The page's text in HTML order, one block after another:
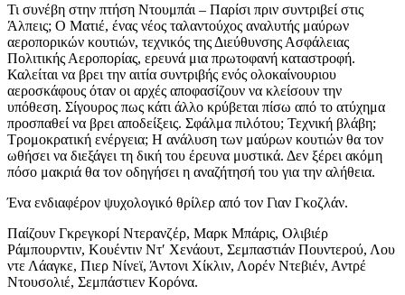
Τι συνέβη στην πτήση Ντουμπάι – Παρίσι πριν συντριβεί στις
Άλπεις; Ο Ματιέ, ένας νέος ταλαντούχος αναλυτής μαύρων
αεροπορικών κουτιών, τεχνικός της Διεύθυνσης Ασφάλειας
Πολιτικής Αεροπορίας, ερευνά μια πρωτοφανή καταστροφή.
Καλείται να βρει την αιτία συντριβής ενός ολοκαίνουριου
αεροσκάφους όταν οι αρχές αποφασίζουν να κλείσουν την
υπόθεση. Σίγουρος πως κάτι άλλο κρύβεται πίσω από το ατύχημα
προσπαθεί να βρει αποδείξεις. Σφάλμα πιλότου; Τεχνική βλάβη;
Τρομοκρατική ενέργεια; Η ανάλυση των μαύρων κουτιών θα τον
ωθήσει να διεξάγει τη δική του έρευνα μυστικά. Δεν ξέρει ακόμη
πόσο μακριά θα τον οδηγήσει η αναζήτησή του για την αλήθεια.
Ένα ενδιαφέρον ψυχολογικό θρίλερ από τον Γιαν Γκοζλάν.
Παίζουν Γκρεγκορί Ντερανζέρ, Μαρκ Μπάρις, Ολιβιέρ
Ράμπουρντιν, Κουέντιν Ντ′ Χενάουτ, Σεμπαστιάν Πουντερού, Λου
ντε Λάαγκε, Πιερ Νίνεϊ, Άντονι Χίκλιν, Λορέν Ντεβιέν, Αντρέ
Ντουσολιέ, Σεμπάστιεν Κορόνα.